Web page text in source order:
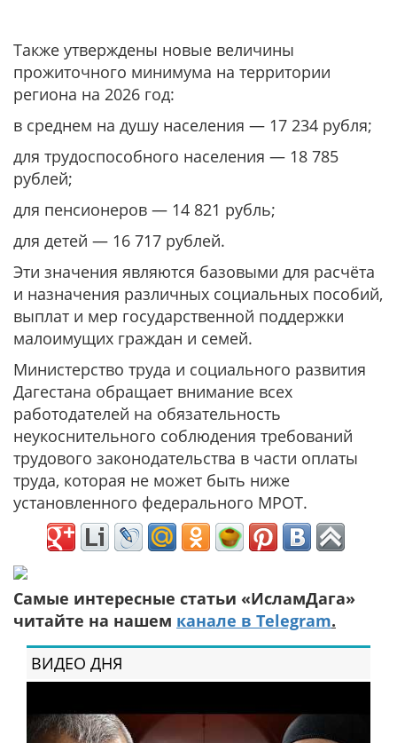
Также утверждены новые величины
прожиточного минимума на территории
региона на 2026 год:
в среднем на душу населения — 17 234 рубля;
для трудоспособного населения — 18 785
рублей;
для пенсионеров — 14 821 рубль;
для детей — 16 717 рублей.
Эти значения являются базовыми для расчёта
и назначения различных социальных пособий,
выплат и мер государственной поддержки
малоимущих граждан и семей.
Министерство труда и социального развития
Дагестана обращает внимание всех
работодателей на обязательность
неукоснительного соблюдения требований
трудового законодательства в части оплаты
труда, которая не может быть ниже
установленного федерального МРОТ.
Самые интересные статьи «ИсламДага»
читайте на нашем канале в Telegram.
ВИДЕО ДНЯ